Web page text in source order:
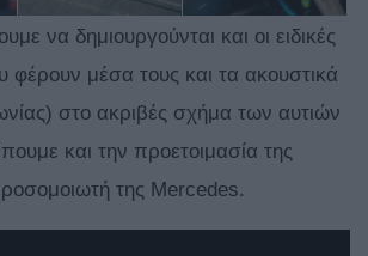
να δημιουργούνται και οι ειδικές
φέρουν μέσα τους και τα ακουστικά
στο ακριβές σχήμα των αυτιών
και την προετοιμασία της
της Mercedes.